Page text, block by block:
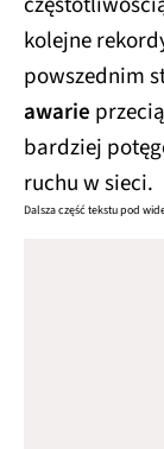
kolejne
powszednim
awarie
bardziej
ruchu w sieci.
Dalsza część tekstu pod